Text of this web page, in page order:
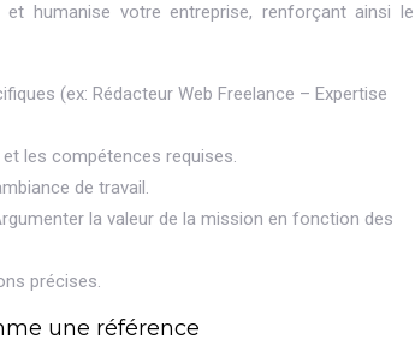
humanise votre entreprise, renforçant ainsi le
(ex: Rédacteur Web Freelance – Expertise
les compétences requises.
de travail.
la valeur de la mission en fonction des
précises.
une référence